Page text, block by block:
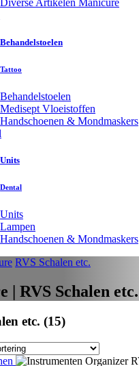
Diverse Artikelen Manicure
Behandelstoelen
Tattoo
Behandelstoelen
Medisept Vloeistoffen
Handschoenen & Mondmaskers
Units
Dental
Units
Lampen
Handschoenen & Mondmaskers
RVS Schalen etc.
| RVS Schalen etc.
etc. (15)